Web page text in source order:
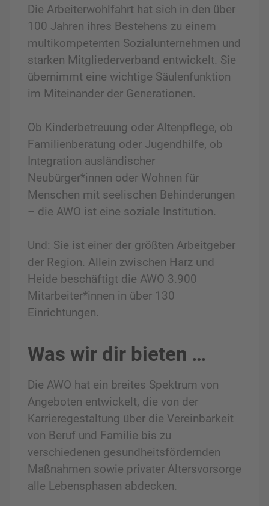
Die Arbeiterwohlfahrt hat sich in den über
100 Jahren ihres Bestehens zu einem
multikompetenten Sozialunternehmen und
starken Mitgliederverband entwickelt. Sie
übernimmt eine wichtige Säulenfunktion
im Miteinander der Generationen.
Ob Kinderbetreuung oder Altenpflege, ob
Familienberatung oder Jugendhilfe, ob
Integration ausländischer
Neubürger*innen oder Wohnen für
Menschen mit seelischen Behinderungen
– die AWO ist eine soziale Institution.
Und: Sie ist einer der größten Arbeitgeber
der Region. Allein zwischen Harz und
Heide beschäftigt die AWO 3.900
Mitarbeiter*innen in über 130
Einrichtungen.
Was wir dir bieten …
Die AWO hat ein breites Spektrum von
Angeboten entwickelt, die von der
Karrieregestaltung über die Vereinbarkeit
von Beruf und Familie bis zu
verschiedenen gesundheitsfördernden
Maßnahmen sowie privater Altersvorsorge
alle Lebensphasen abdecken.